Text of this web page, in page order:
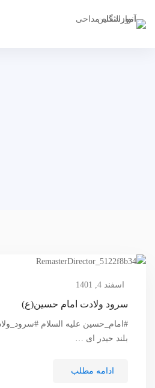
اسفند 4, 1401
سرود ولادت امام حسین(ع)
بلند حیدر ای …
ادامه مطلب